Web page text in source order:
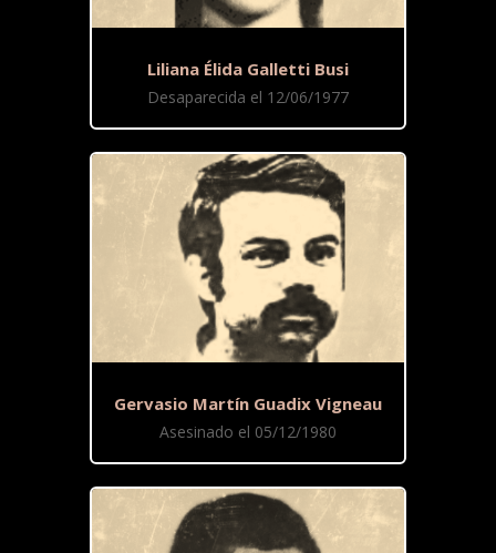
Liliana Élida Galletti Busi
Desaparecida el 12/06/1977
Gervasio Martín Guadix Vigneau
Asesinado el 05/12/1980